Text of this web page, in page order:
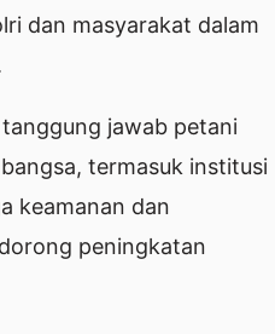
dan masyarakat dalam
jawab petani
termasuk institusi
keamanan dan
peningkatan